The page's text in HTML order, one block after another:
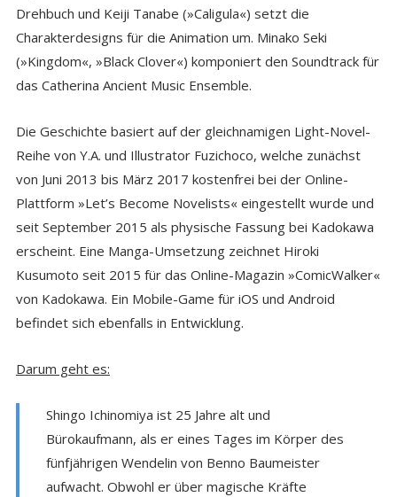
Drehbuch und Keiji Tanabe (»Caligula«) setzt die
Charakterdesigns für die Animation um. Minako Seki
(»Kingdom«, »Black Clover«) komponiert den Soundtrack für
das Catherina Ancient Music Ensemble.
Die Geschichte basiert auf der gleichnamigen Light-Novel-
Reihe von Y.A. und Illustrator Fuzichoco, welche zunächst
von Juni 2013 bis März 2017 kostenfrei bei der Online-
Plattform »Let’s Become Novelists« eingestellt wurde und
seit September 2015 als physische Fassung bei Kadokawa
erscheint. Eine Manga-Umsetzung zeichnet Hiroki
Kusumoto seit 2015 für das Online-Magazin »ComicWalker«
von Kadokawa. Ein Mobile-Game für iOS und Android
befindet sich ebenfalls in Entwicklung.
Darum geht es:
Shingo Ichinomiya ist 25 Jahre alt und
Bürokaufmann, als er eines Tages im Körper des
fünfjährigen Wendelin von Benno Baumeister
aufwacht. Obwohl er über magische Kräfte